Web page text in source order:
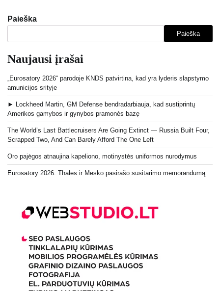
Paieška
Paieška
Naujausi įrašai
„Eurosatory 2026“ parodoje KNDS patvirtina, kad yra lyderis slapstymo
amunicijos srityje
► Lockheed Martin, GM Defense bendradarbiauja, kad sustiprintų
Amerikos gamybos ir gynybos pramonės bazę
The World’s Last Battlecruisers Are Going Extinct — Russia Built Four,
Scrapped Two, And Can Barely Afford The One Left
Oro pajėgos atnaujina kapeliono, motinystės uniformos nurodymus
Eurosatory 2026: Thales ir Mesko pasirašo susitarimo memorandumą